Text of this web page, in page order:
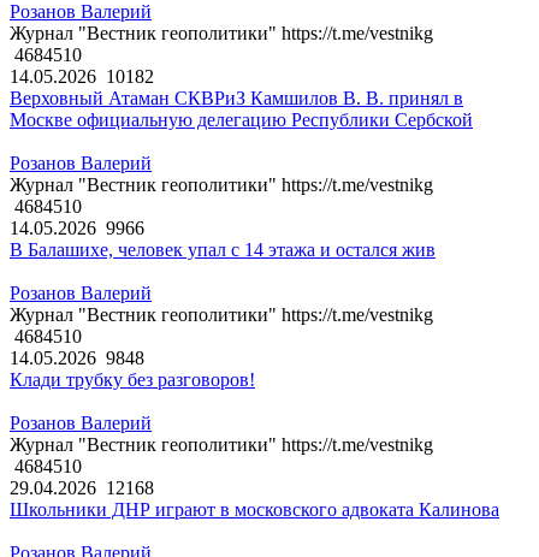
Розанов Валерий
Журнал "Вестник геополитики" https://t.me/vestnikg
4684510
14.05.2026 10182
Верховный Атаман СКВРиЗ Камшилов В. В. принял в
Москве официальную делегацию Республики Сербской
Розанов Валерий
Журнал "Вестник геополитики" https://t.me/vestnikg
4684510
14.05.2026 9966
В Балашихе, человек упал с 14 этажа и остался жив
Розанов Валерий
Журнал "Вестник геополитики" https://t.me/vestnikg
4684510
14.05.2026 9848
Клади трубку без разговоров!
Розанов Валерий
Журнал "Вестник геополитики" https://t.me/vestnikg
4684510
29.04.2026 12168
Школьники ДНР играют в московского адвоката Калинова